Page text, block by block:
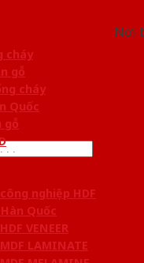
Nơi
cháy
gỗ
cháy
Quốc
gỗ
nghiệp HDF
Quốc
VENEER
LAMINATE